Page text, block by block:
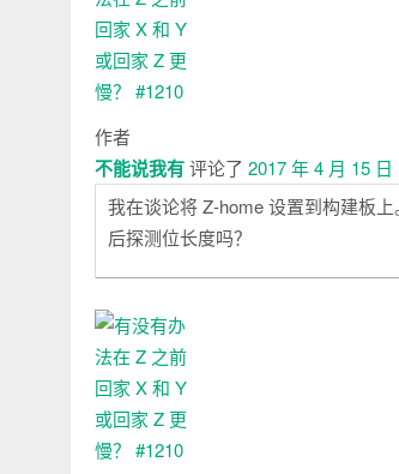
作者
不能说我有评论了 2017 年 4 月 15 日
我在谈论将 Z-home 设置到构建板
后探测位长度吗？